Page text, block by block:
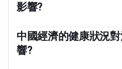
影響?
的利率水平來影響澳元(AUD)。
水平。澳大利亞央行的主要目
維持2-3%的穩定通脹率。與其
中國經濟的健康狀況
響?